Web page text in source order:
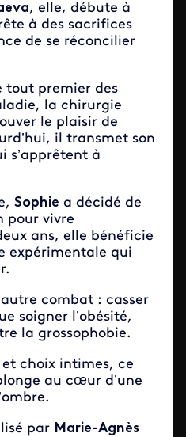
, elle, débute à
à des sacrifices
de se réconcilier
tout premier des
la chirurgie
le plaisir de
il transmet son
s’apprêtent à
Sophie a décidé de
pour vivre
ans, elle bénéficie
expérimentale qui
combat : casser
soigner l’obésité,
la grossophobie.
choix intimes, ce
au cœur d’une
par Marie-Agnès